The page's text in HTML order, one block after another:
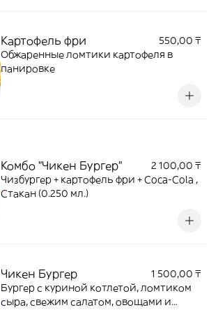
Картофель фри
550,00 ₸
Обжаренные ломтики картофеля в
панировке
Комбо "Чикен Бургер"
2 100,00 ₸
Чизбургер + картофель фри + Coca-Cola ,
Стакан (0.250 мл.)
Чикен Бургер
1 500,00 ₸
Бургер с куриной котлетой, ломтиком
сыра, свежим салатом, овощами и